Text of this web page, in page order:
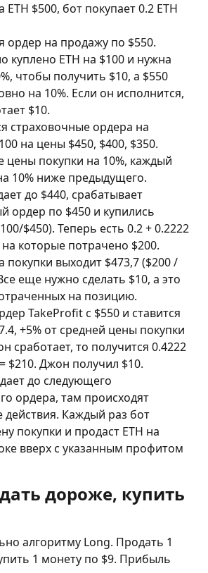
$500, бот покупает 0.2 ETH
ордер на продажу по $550.
куплено ETH на $100 и нужна
чтобы получить $10, а $550
на 10%. Если он исполнится,
$10.
страховочные ордера на
на цены $450, $400, $350.
покупки на 10%, каждый
10% ниже предыдущего.
до $440, срабатывает
ордер по $450 и купились
$450). Теперь есть 0.2 + 0.2222
на которые потрачено $200.
покупки выходит $473,7 ($200 /
еще нужно сделать $10, а это
на позицию.
TakeProfit с $550 и ставится
+5% от средней цены покупки
сработает, то получится 0.4222
$210. Джон получил $10.
до следующего
ордера, там происходят
действия. Каждый раз бот
покупки и продаст ETH на
вверх с указанным профитом
дороже, купить
алгоритму Long. Продать 1
1 монету по $9. Прибыль